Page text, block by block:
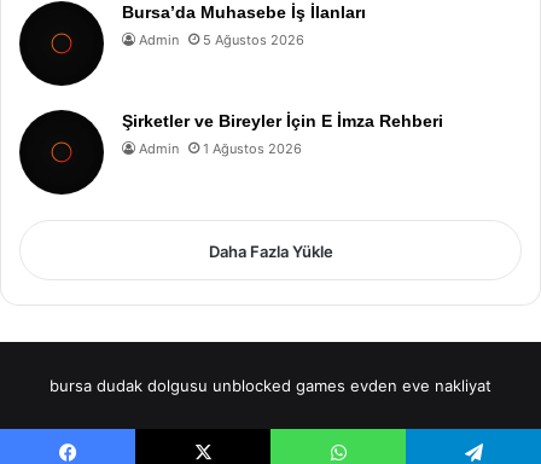
Bursa’da Muhasebe İş İlanları
Admin 5 Ağustos 2026
Şirketler ve Bireyler İçin E İmza Rehberi
Admin 1 Ağustos 2026
Daha Fazla Yükle
bursa dudak dolgusu unblocked games evden eve nakliyat